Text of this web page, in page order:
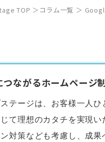
TOP ＞ コラム一覧 ＞
つながるホームページ
テージは、お客様一人ひ
じて理想のカタチを実現
対策なども考慮し、成